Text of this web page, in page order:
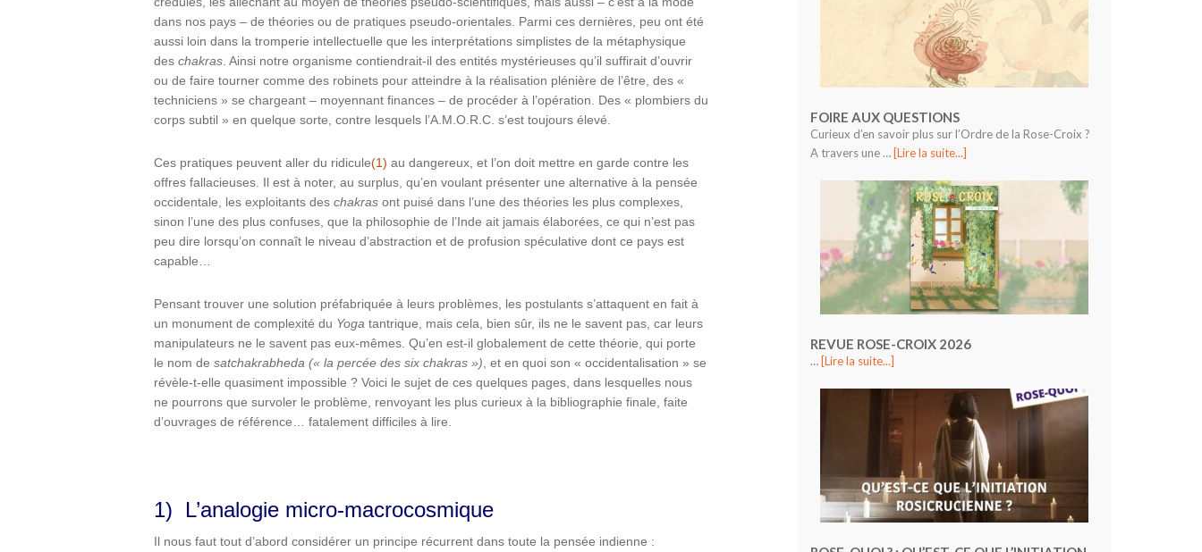
dans nos pays – de théories ou de pratiques pseudo-orientales. Parmi ces dernières, peu ont été
aussi loin dans la tromperie intellectuelle que les interprétations simplistes de la métaphysique
des chakras . Ainsi notre organisme contiendrait-il des entités mystérieuses qu’il suffirait d’ouvrir
ou de faire tourner comme des robinets pour atteindre à la réalisation plénière de l’être, des «
techniciens » se chargeant – moyennant finances – de procéder à l’opération. Des « plombiers du
corps subtil » en quelque sorte, contre lesquels l’A.M.O.R.C. s’est toujours élevé.
Ces pratiques peuvent aller du ridicule(1) au dangereux, et l’on doit mettre en garde contre les
offres fallacieuses. Il est à noter, au surplus, qu’en voulant présenter une alternative à la pensée
occidentale, les exploitants des chakras ont puisé dans l’une des théories les plus complexes,
sinon l’une des plus confuses, que la philosophie de l’Inde ait jamais élaborées, ce qui n’est pas
peu dire lorsqu’on connaît le niveau d’abstraction et de profusion spéculative dont ce pays est
capable…
Pensant trouver une solution préfabriquée à leurs problèmes, les postulants s’attaquent en fait à
un monument de complexité du Yoga tantrique, mais cela, bien sûr, ils ne le savent pas, car leurs
manipulateurs ne le savent pas eux-mêmes. Qu’en est-il globalement de cette théorie, qui porte
le nom de satchakrabheda (« la percée des six chakras ») , et en quoi son « occidentalisation » se
révèle-t-elle quasiment impossible ? Voici le sujet de ces quelques pages, dans lesquelles nous
ne pourrons que survoler le problème, renvoyant les plus curieux à la bibliographie finale, faite
d’ouvrages de référence… fatalement difficiles à lire.
1) L’analogie micro-macrocosmique
Il nous faut tout d’abord considérer un principe récurrent dans toute la pensée indienne :
FOIRE AUX QUESTIONS
Curieux d’en savoir plus sur l’Ordre de la Rose-Croix ?
A travers une … [Lire la suite...]
REVUE ROSE-CROIX 2026
… [Lire la suite...]